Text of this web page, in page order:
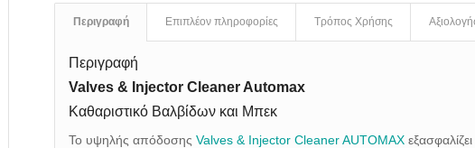
Περιγραφή Επιπλέον πληροφορίες Τρόπος Χρήσης
Περιγραφή
Valves & Injector Cleaner Automax
Καθαριστικό Βαλβίδων και Μπεκ
Το υψηλής απόδοσης Valves & Injector Cleaner AUTOMAX